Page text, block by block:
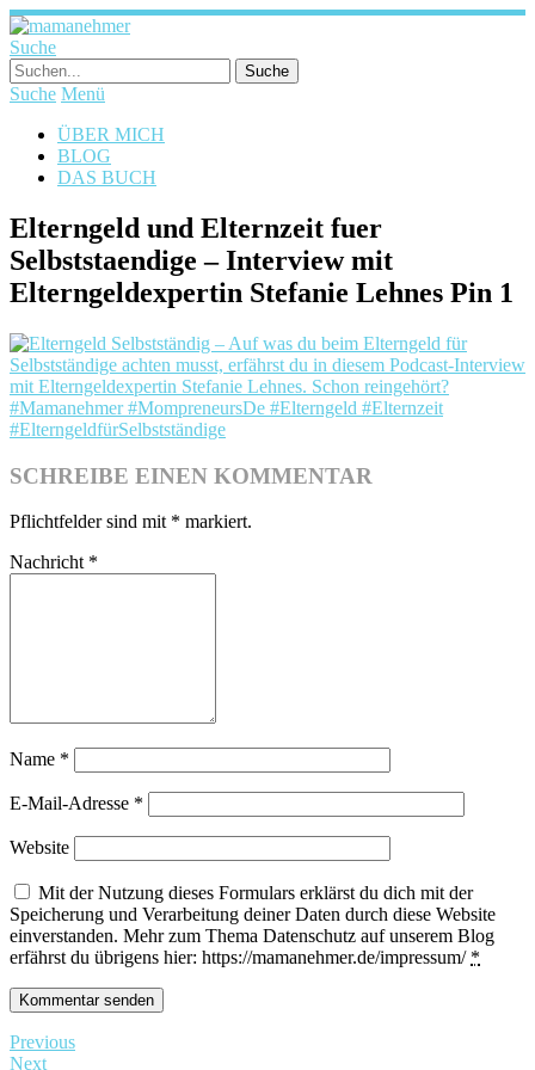
Suche
Suche Menü
ÜBER MICH
BLOG
DAS BUCH
Elterngeld und Elternzeit fuer
Selbststaendige – Interview mit
Elterngeldexpertin Stefanie Lehnes Pin 1
SCHREIBE EINEN KOMMENTAR
Pflichtfelder sind mit * markiert.
Nachricht *
Name *
E-Mail-Adresse *
Website
Mit der Nutzung dieses Formulars erklärst du dich mit der
Speicherung und Verarbeitung deiner Daten durch diese Website
einverstanden. Mehr zum Thema Datenschutz auf unserem Blog
erfährst du übrigens hier: https://mamanehmer.de/impressum/ *
Previous
Next